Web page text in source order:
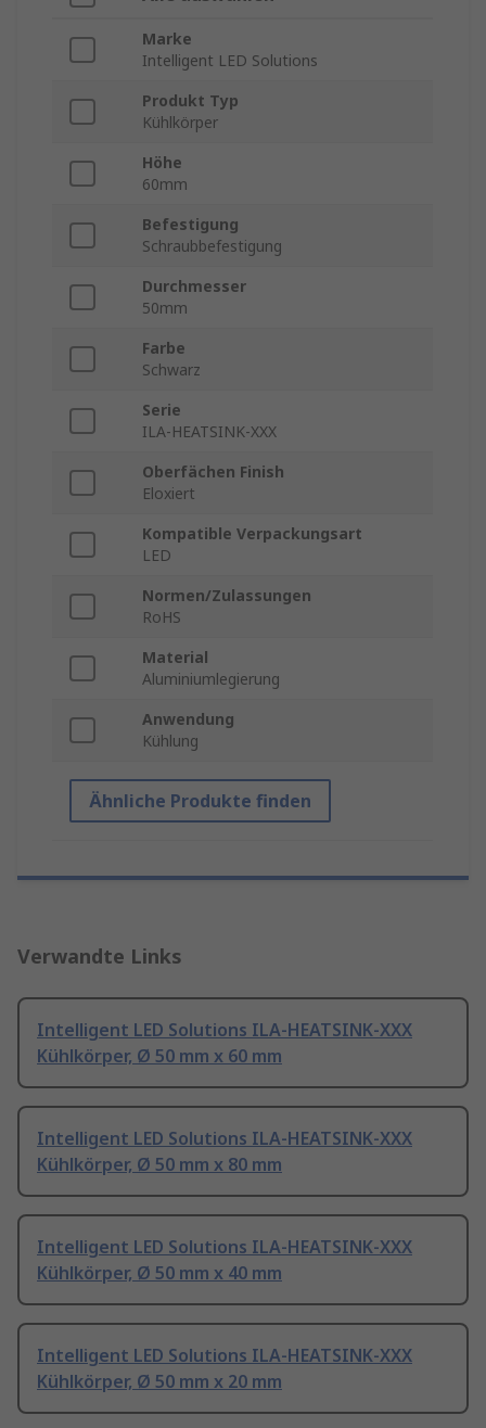
Marke
Intelligent LED Solutions
Produkt Typ
Kühlkörper
Höhe
60mm
Befestigung
Schraubbefestigung
Durchmesser
50mm
Farbe
Schwarz
Serie
ILA-HEATSINK-XXX
Oberfächen Finish
Eloxiert
Kompatible Verpackungsart
LED
Normen/Zulassungen
RoHS
Material
Aluminiumlegierung
Anwendung
Kühlung
Ähnliche Produkte finden
Verwandte Links
Intelligent LED Solutions ILA-HEATSINK-XXX
Kühlkörper, Ø 50 mm x 60 mm
Intelligent LED Solutions ILA-HEATSINK-XXX
Kühlkörper, Ø 50 mm x 80 mm
Intelligent LED Solutions ILA-HEATSINK-XXX
Kühlkörper, Ø 50 mm x 40 mm
Intelligent LED Solutions ILA-HEATSINK-XXX
Kühlkörper, Ø 50 mm x 20 mm